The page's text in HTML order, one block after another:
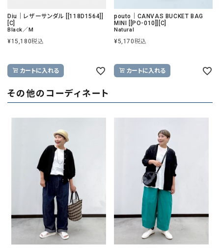
Diu｜レザーサンダル [[118D1564]]
[C]
Black／M
¥15,180税込
カートに入れる
pouto｜CANVAS BUCKET BAG
MINI [[PO-010]][C]
Natural
¥5,170税込
カートに入れる
その他のコーディネート